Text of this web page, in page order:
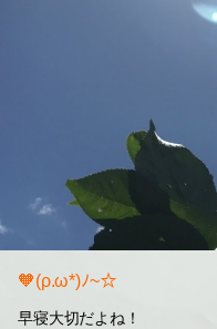
🧡(ρ.ω*)ﾉ~☆
早寝大切だよね！